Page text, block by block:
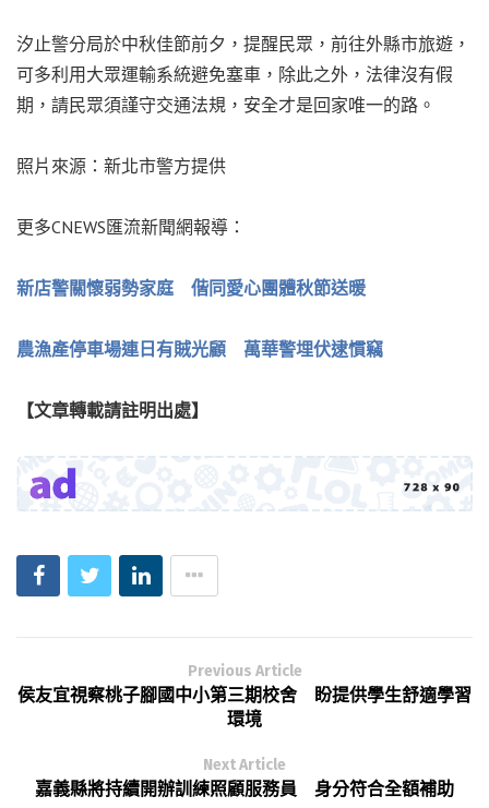
汐止警分局於中秋佳節前夕，提醒民眾，前往外縣市旅遊，
可多利用大眾運輸系統避免塞車，除此之外，法律沒有假
期，請民眾須謹守交通法規，安全才是回家唯一的路。
照片來源：新北市警方提供
更多CNEWS匯流新聞網報導：
新店警關懷弱勢家庭 偕同愛心團體秋節送暖
農漁產停車場連日有賊光顧 萬華警埋伏逮慣竊
【文章轉載請註明出處】
Previous Article
侯友宜視察桃子腳國中小第三期校舍 盼提供學生舒適學習
環境
Next Article
嘉義縣將持續開辦訓練照顧服務員 身分符合全額補助